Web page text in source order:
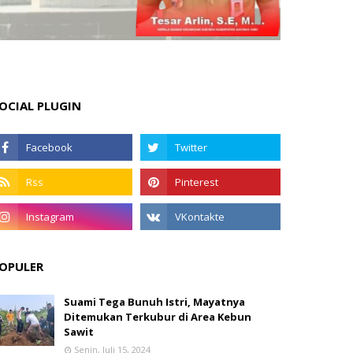
PLUGIN
Suami Tega Bunuh Istri, Mayatnya
Ditemukan Terkubur di Area Kebun
Sawit
Senin, Juli 15, 2024